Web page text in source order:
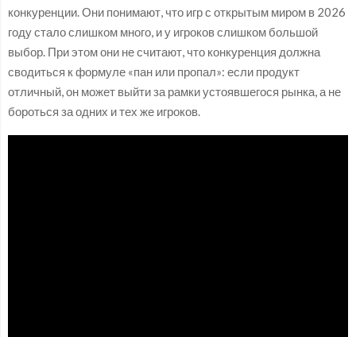
конкуренции. Они понимают, что игр с открытым миром в 2026
году стало слишком много, и у игроков слишком большой
выбор. При этом они не считают, что конкуренция должна
сводиться к формуле «пан или пропал»: если продукт
отличный, он может выйти за рамки устоявшегося рынка, а не
бороться за одних и тех же игроков.